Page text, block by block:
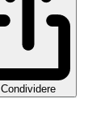
Condividere